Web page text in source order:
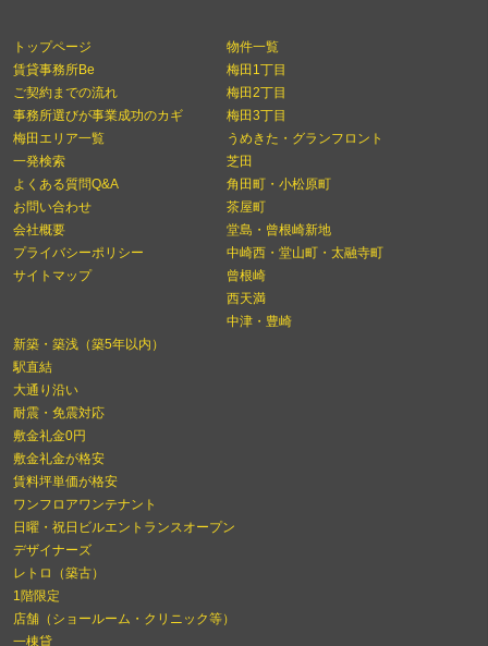
トップページ
賃貸事務所Be
ご契約までの流れ
事務所選びが事業成功のカギ
梅田エリア一覧
一発検索
よくある質問Q&A
お問い合わせ
会社概要
プライバシーポリシー
サイトマップ
物件一覧
梅田1丁目
梅田2丁目
梅田3丁目
うめきた・グランフロント
芝田
角田町・小松原町
茶屋町
堂島・曾根崎新地
中崎西・堂山町・太融寺町
曾根崎
西天満
中津・豊崎
新築・築浅（築5年以内）
駅直結
大通り沿い
耐震・免震対応
敷金礼金0円
敷金礼金が格安
賃料坪単価が格安
ワンフロアワンテナント
日曜・祝日ビルエントランスオープン
デザイナーズ
レトロ（築古）
1階限定
店舗（ショールーム・クリニック等）
一棟貸